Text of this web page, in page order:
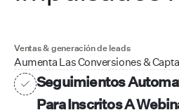
Ventas & generación de leads
Aumenta Las Conversiones &
Seguimientos
Para Inscritos A